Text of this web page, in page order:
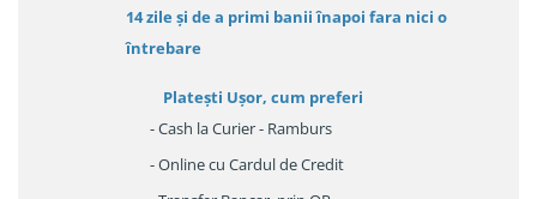
14 zileși de a primi banii înapoi fara nici o
întrebare
Platești Ușor, cum preferi
- Cash la Curier - Ramburs
- Online cu Cardul de Credit